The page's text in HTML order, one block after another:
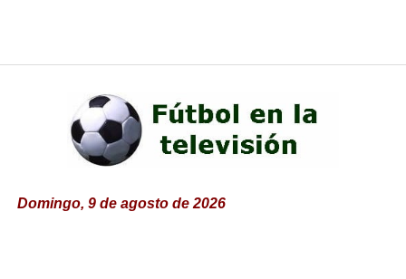
Domingo, 9 de agosto de 2026